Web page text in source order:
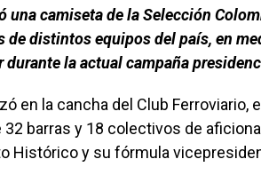
una camiseta de la Selección
de distintos equipos del país, en
durante la actual campaña
en la cancha del Club Ferroviario,
barras y 18 colectivos de
Histórico y su fórmula